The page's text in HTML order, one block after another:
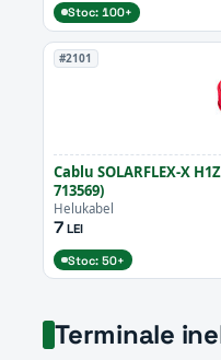
Stoc: 100+
#2101
Cablu SOLARFLEX-X
713569)
Helukabel
7LEI
Stoc: 50+
Terminale